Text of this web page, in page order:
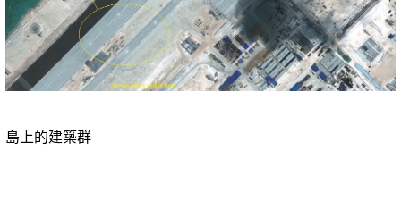
島上的建築群